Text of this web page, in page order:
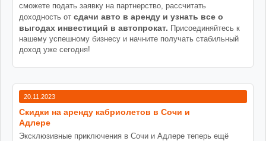
сможете подать заявку на партнерство, рассчитать
доходность от сдачи авто в аренду и узнать все о
выгодах инвестиций в автопрокат. Присоединяйтесь к
нашему успешному бизнесу и начните получать стабильный
доход уже сегодня!
20.11.2023
Cкидки на аренду кабриолетов в Сочи и
Адлере
Эксклюзивные приключения в Сочи и Адлере теперь ещё